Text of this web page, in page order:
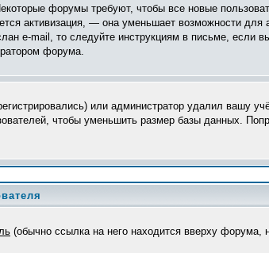
форумы требуют, чтобы все новые
активизация, — она уменьшает возможности для
e-mail, то следуйте инструкциям в письме, если
форума.
или администратор удалил вашу
чтобы уменьшить размер базы данных.
(обычно ссылка на него находится вверху